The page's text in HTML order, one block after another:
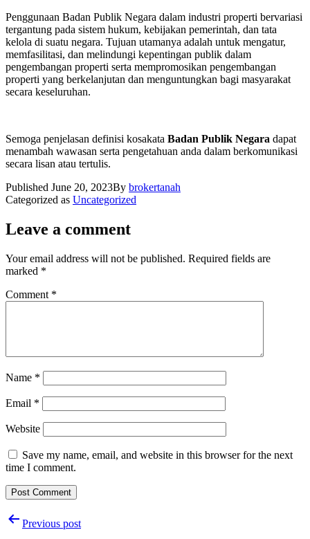
Penggunaan Badan Publik Negara dalam industri properti bervariasi
tergantung pada sistem hukum, kebijakan pemerintah, dan tata
kelola di suatu negara. Tujuan utamanya adalah untuk mengatur,
memfasilitasi, dan melindungi kepentingan publik dalam
pengembangan properti serta mempromosikan pengembangan
properti yang berkelanjutan dan menguntungkan bagi masyarakat
secara keseluruhan.
Semoga penjelasan definisi kosakata Badan Publik Negara dapat
menambah wawasan serta pengetahuan anda dalam berkomunikasi
secara lisan atau tertulis.
Published June 20, 2023By brokertanah
Categorized as Uncategorized
Leave a comment
Your email address will not be published. Required fields are
marked *
Comment *
Name *
Email *
Website
Save my name, email, and website in this browser for the next
time I comment.
PostPrevious post